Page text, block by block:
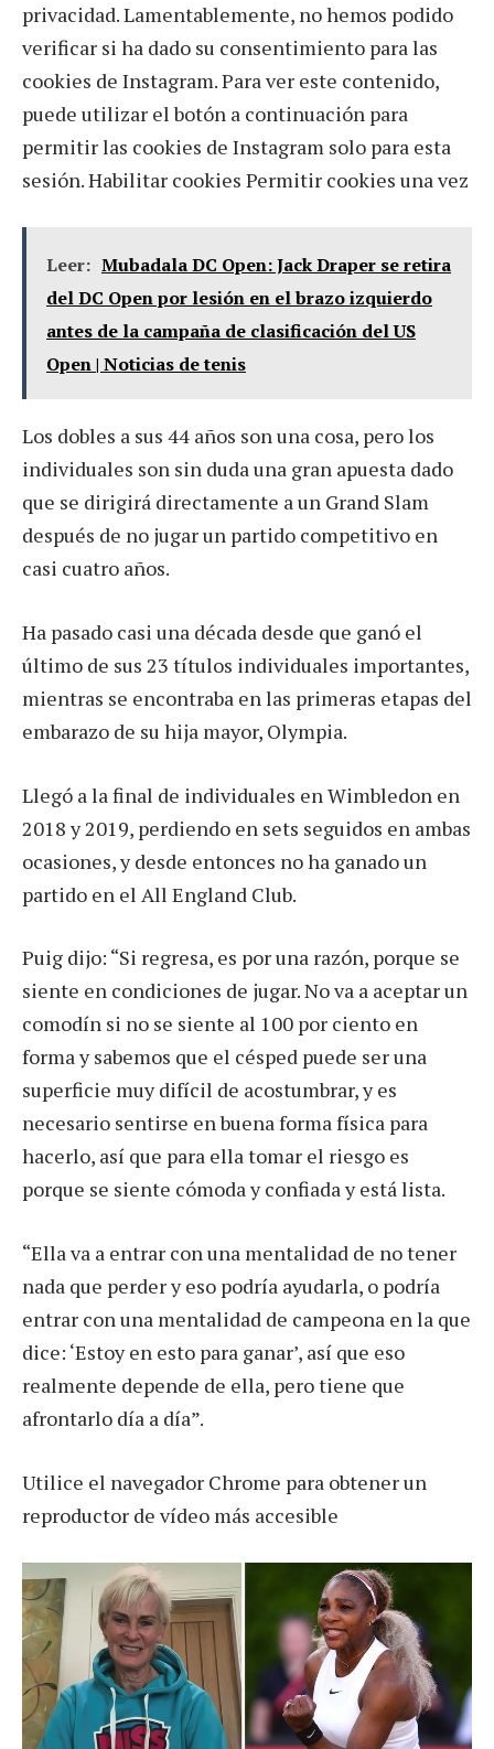
privacidad. Lamentablemente, no hemos podido
verificar si ha dado su consentimiento para las
cookies de Instagram. Para ver este contenido,
puede utilizar el botón a continuación para
permitir las cookies de Instagram solo para esta
sesión. Habilitar cookies Permitir cookies una vez
Leer: Mubadala DC Open: Jack Draper se retira
del DC Open por lesión en el brazo izquierdo
antes de la campaña de clasificación del US
Open | Noticias de tenis
Los dobles a sus 44 años son una cosa, pero los
individuales son sin duda una gran apuesta dado
que se dirigirá directamente a un Grand Slam
después de no jugar un partido competitivo en
casi cuatro años.
Ha pasado casi una década desde que ganó el
último de sus 23 títulos individuales importantes,
mientras se encontraba en las primeras etapas del
embarazo de su hija mayor, Olympia.
Llegó a la final de individuales en Wimbledon en
2018 y 2019, perdiendo en sets seguidos en ambas
ocasiones, y desde entonces no ha ganado un
partido en el All England Club.
Puig dijo: “Si regresa, es por una razón, porque se
siente en condiciones de jugar. No va a aceptar un
comodín si no se siente al 100 por ciento en
forma y sabemos que el césped puede ser una
superficie muy difícil de acostumbrar, y es
necesario sentirse en buena forma física para
hacerlo, así que para ella tomar el riesgo es
porque se siente cómoda y confiada y está lista.
“Ella va a entrar con una mentalidad de no tener
nada que perder y eso podría ayudarla, o podría
entrar con una mentalidad de campeona en la que
dice: ‘Estoy en esto para ganar’, así que eso
realmente depende de ella, pero tiene que
afrontarlo día a día”.
Utilice el navegador Chrome para obtener un
reproductor de vídeo más accesible